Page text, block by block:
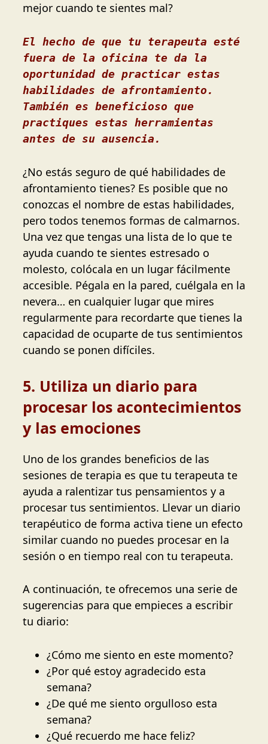
mejor cuando te sientes mal?
El hecho de que tu terapeuta esté
fuera de la oficina te da la
oportunidad de practicar estas
habilidades de afrontamiento.
También es beneficioso que
practiques estas herramientas
antes de su ausencia.
¿No estás seguro de qué habilidades de
afrontamiento tienes? Es posible que no
conozcas el nombre de estas habilidades,
pero todos tenemos formas de calmarnos.
Una vez que tengas una lista de lo que te
ayuda cuando te sientes estresado o
molesto, colócala en un lugar fácilmente
accesible. Pégala en la pared, cuélgala en la
nevera… en cualquier lugar que mires
regularmente para recordarte que tienes la
capacidad de ocuparte de tus sentimientos
cuando se ponen difíciles.
5. Utiliza un diario para
procesar los acontecimientos
y las emociones
Uno de los grandes beneficios de las
sesiones de terapia es que tu terapeuta te
ayuda a ralentizar tus pensamientos y a
procesar tus sentimientos. Llevar un diario
terapéutico de forma activa tiene un efecto
similar cuando no puedes procesar en la
sesión o en tiempo real con tu terapeuta.
A continuación, te ofrecemos una serie de
sugerencias para que empieces a escribir
tu diario:
¿Cómo me siento en este momento?
¿Por qué estoy agradecido esta
semana?
¿De qué me siento orgulloso esta
semana?
¿Qué recuerdo me hace feliz?